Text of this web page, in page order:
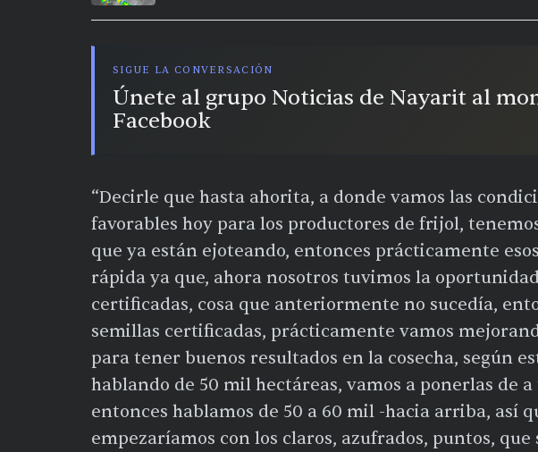
SIGUE LA CONVERSACIÓN
Únete al grupo Noticias de Nayarit al
Facebook
“Decirle que hasta ahorita, a donde vamos las
favorables hoy para los productores de frijol,
que ya están ejoteando, entonces prácticamente
rápida ya que, ahora nosotros tuvimos la
certificadas, cosa que anteriormente no sucedía,
semillas certificadas, prácticamente vamos
para tener buenos resultados en la cosecha, según
hablando de 50 mil hectáreas, vamos a ponerlas de
entonces hablamos de 50 a 60 mil -hacia arriba, así
empezaríamos con los claros, azufrados, puntos, que